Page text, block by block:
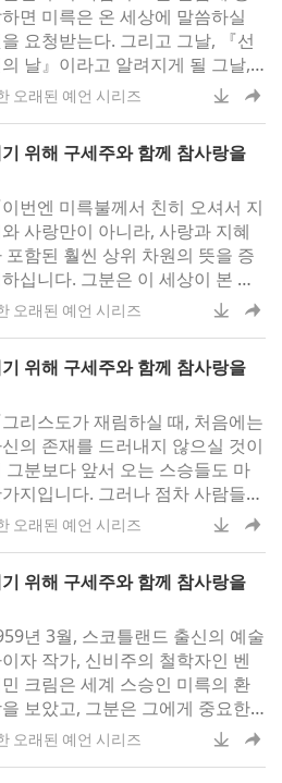
면 미륵은 온 세상에 말씀하실
요청받는다. 그리고 그날, 『선
날』이라고 알려지게 될 그날,
운 일이 일어날 것이다. 동시에,
될 것이다.수십 년 전, 스코틀랜드
민 크림은 지금 시대에 세계의 스
오래된 예언 시리즈
위해 구세주와 함께 참사랑을
이번엔 미륵불께서‍ 친히 오셔서 지
사랑만이 아니라, 사랑과 지혜
포함된‍ 훨씬 상위 차원의 뜻을 증
십니다. 그분은 이 세상이 본 적
위대한 화신입니다.‍ 명심하십시
드의‍ 예술가이자 작가, 신비주의
불의 출현을‍ 예언했다는 것
오래된 예언 시리즈
위해 구세주와 함께 참사랑을
그리스도가 재림하실 때, 처음에는
의 존재를 드러내지 않으실 것이
그분보다 앞서 오는 스승들도 마
지입니다. 그러나 점차 사람들에
그들 가운데 탁월하고 비범한 능
가진 분이 살고 계심을 드러내
남녀들은 그분이 살고 계신 현대
의 한 지
오래된 예언 시리즈
위해 구세주와 함께 참사랑을
년 3월, 스코틀랜드 출신의 예술
자 작가, 신비주의 철학자인 벤
크림은 세계 스승인 미륵의 환
보았고, 그분은 그에게 중요한
지를 전했습니다. 『그분은 아주
오래된 예언 시리즈